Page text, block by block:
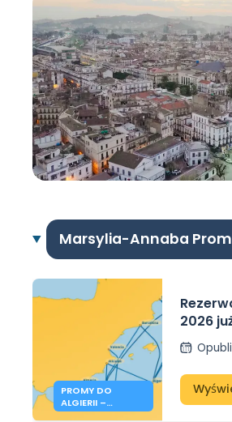
Marsylia-Annaba
PROMY DO
ALGIERII –
REZERWACJE NA
2026